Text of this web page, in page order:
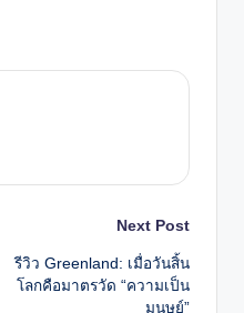
Next Post
รีวิว Greenland: เมื่อวันสิ้น
โลกคือมาตรวัด “ความเป็น
มนุษย์”